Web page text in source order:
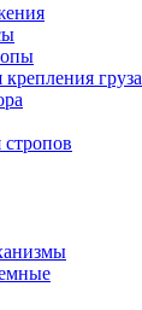
груза